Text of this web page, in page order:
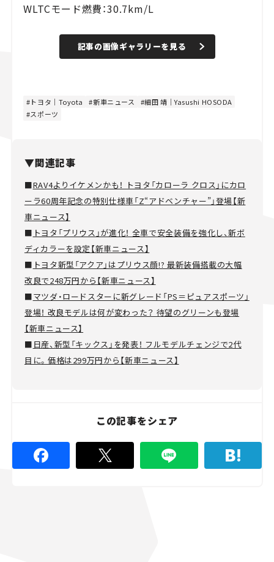
WLTCモード燃費：30.7km/L
記事の画像ギャラリーを見る
トヨタ｜Toyota 新車ニュース
細田 靖｜Yasushi HOSODA
スポーツ
▼関連記事
■RAV4よりイケメンかも！ トヨタ「カローラ クロス」にカロ
ーラ60周年記念の特別仕様車「Z“アドベンチャー”」登場【新
車ニュース】
■ トヨタ「プリウス」が進化！ 全車で安全装備を強化し、新ボ
ディカラーを設定【新車ニュース】
■ トヨタ新型「アクア」はプリウス顔!? 最新装備搭載の大幅
改良で248万円から【新車ニュース】
■マツダ・ロードスターに新グレード「PS＝ピュアスポーツ」
登場！ 改良モデルは何が変わった？ 待望のグリーンも登場
【新車ニュース】
■ 日産、新型「キックス」を発表！ フルモデルチェンジで2代
目に。価格は299万円から【新車ニュース】
この記事をシェア